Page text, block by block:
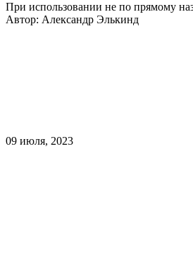
При использовании не по прямому
Автор: Александр Элькинд
09 июля, 2023